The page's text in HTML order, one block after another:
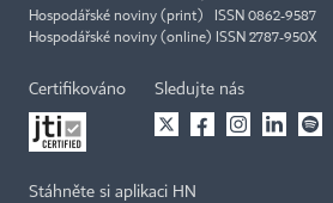
Hospodářské noviny (print) ISSN 0862-9587
Hospodářské noviny (online) ISSN 2787-950X
Certifikováno Sledujte nás
Stáhněte si aplikaci HN